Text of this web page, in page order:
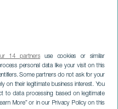
14 partnersuse cookies or similar
personal data like your visit on this
Some partners do not ask for your
on their legitimate business interest. You
to data processing based on legitimate
More” or in our Privacy Policy on this
di La